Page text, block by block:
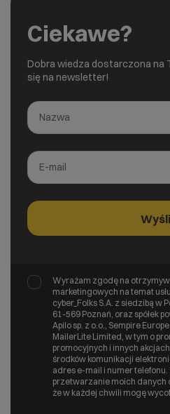
Ciekawe?
Dobra wiedza dostarczona na
się na newsletter!
Wyrażam zgodę na
marketingowych na temat
cyber_Folks S.A. z siedzibą w
61-569 Poznań, oraz spółek
Apilo sp. z o.o., Sempire
MailerLite Limited, w tym o
promocyjnych i innych
środków komunikacji
adres e-mail i numer
przetwarzanie moich danych
że w każdej chwili mogę